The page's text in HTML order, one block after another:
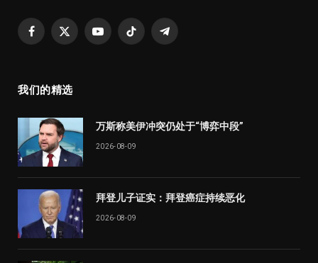
Facebook
X
YouTubeTikTok Telegram
我们的精选
万斯称美伊冲突仍处于“博弈中段”
2026-08-09
拜登儿子证实：拜登癌症持续恶化
2026-08-09